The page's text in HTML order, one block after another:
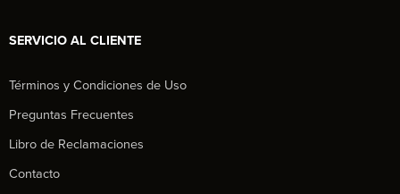
SERVICIO AL CLIENTE
Términos y Condiciones de Uso
Preguntas Frecuentes
Libro de Reclamaciones
Contacto